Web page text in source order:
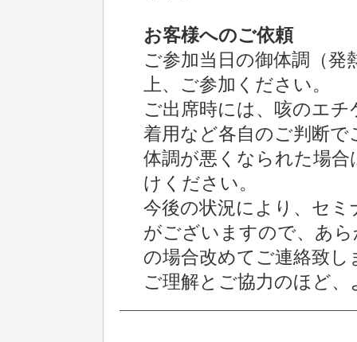
お客様へのご依頼
ご参加当日の御体調（発
上、ご参加ください。
ご出席時には、咳のエ
着用など各自のご判断
体調が悪くなられた場
けください。
今後の状況により、セ
がございますので、あ
の場合改めてご連絡致し
ご理解とご協力のほど